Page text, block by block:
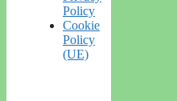
Policy
Cookie
Policy
(UE)